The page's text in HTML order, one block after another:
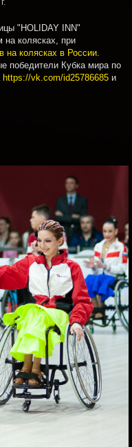
"HOLIDAY INN"
на колясках, при
на колясках в России.
победители Кубка мира по
https://vk.com/id25786685 и